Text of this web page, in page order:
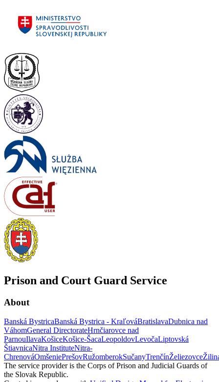
Prison and Court Guard Service
About
Banská BystricaBanská Bystrica - KraľováBratislavaDubnica nad
VáhomGeneral DirectorateHrnčiarovce nad
ParnouIlavaKošiceKošice-ŠacaLeopoldovLevočaLiptovská
ŠtiavnicaNitra InstituteNitra-
ChrenováOmšeniePrešovRužomberokSučanyTrenčínŽeliezovce
The service provider is the Corps of Prison and Judicial Guards of
the Slovak Republic.